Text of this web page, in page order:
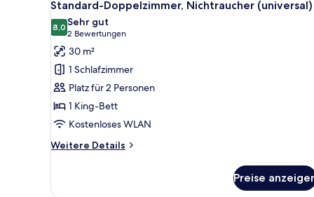
(Leben)
Fotos
für
Standard-
Doppelzimmer,
Nichtraucher
(universal)
anzeigen
Standard-Doppelzimmer, Nichtraucher (universal)
8,08,0 von 10
Sehr gut
2 Bewertungen
(2
Bewertungen)
30 m²
1 Schlafzimmer
Platz für 2 Personen
1 King-Bett
Kostenloses WLAN
Weitere Details
Weitere
Preise